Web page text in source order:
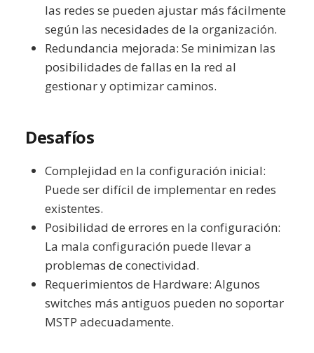
las redes se pueden ajustar más fácilmente
según las necesidades de la organización.
Redundancia mejorada: Se minimizan las
posibilidades de fallas en la red al
gestionar y optimizar caminos.
Desafíos
Complejidad en la configuración inicial:
Puede ser difícil de implementar en redes
existentes.
Posibilidad de errores en la configuración:
La mala configuración puede llevar a
problemas de conectividad.
Requerimientos de Hardware: Algunos
switches más antiguos pueden no soportar
MSTP adecuadamente.